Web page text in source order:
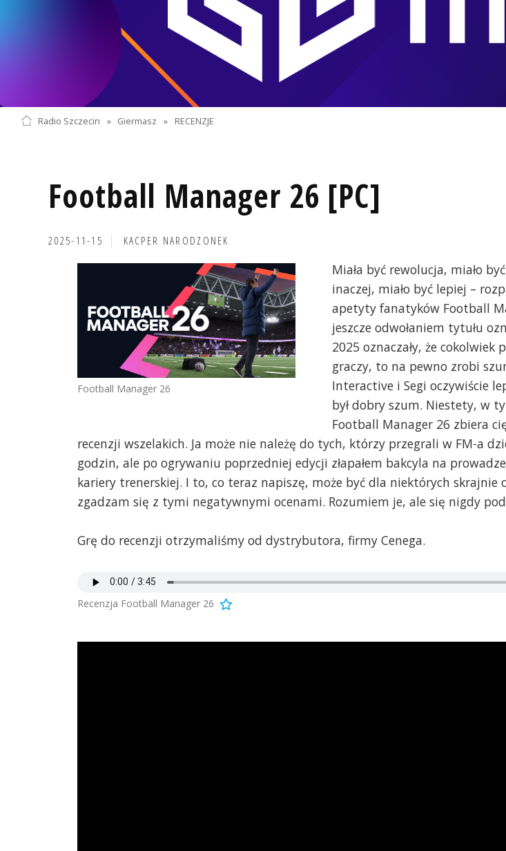
Radio Szczecin » Giermasz » RECENZJE
Football Manager 26 [PC]
2025-11-15 KACPER NARODZONEK
Football Manager 26
Miała być rewolucja, miało
inaczej, miało być lepiej –
apetyty fanatyków Football
jeszcze odwołaniem tytułu
2025 oznaczały, że cokolwiek
graczy, to na pewno zrobi
Interactive i Segi oczywiście
był dobry szum. Niestety, w
Football Manager 26 zbiera
recenzji wszelakich. Ja może nie należę do tych, którzy przegrali w FM-a
godzin, ale po ogrywaniu poprzedniej edycji złapałem bakcyla na
kariery trenerskiej. I to, co teraz napiszę, może być dla niektórych skrajnie
zgadzam się z tymi negatywnymi ocenami. Rozumiem je, ale się nigdy
Grę do recenzji otrzymaliśmy od dystrybutora, firmy Cenega.
Recenzja Football Manager 26